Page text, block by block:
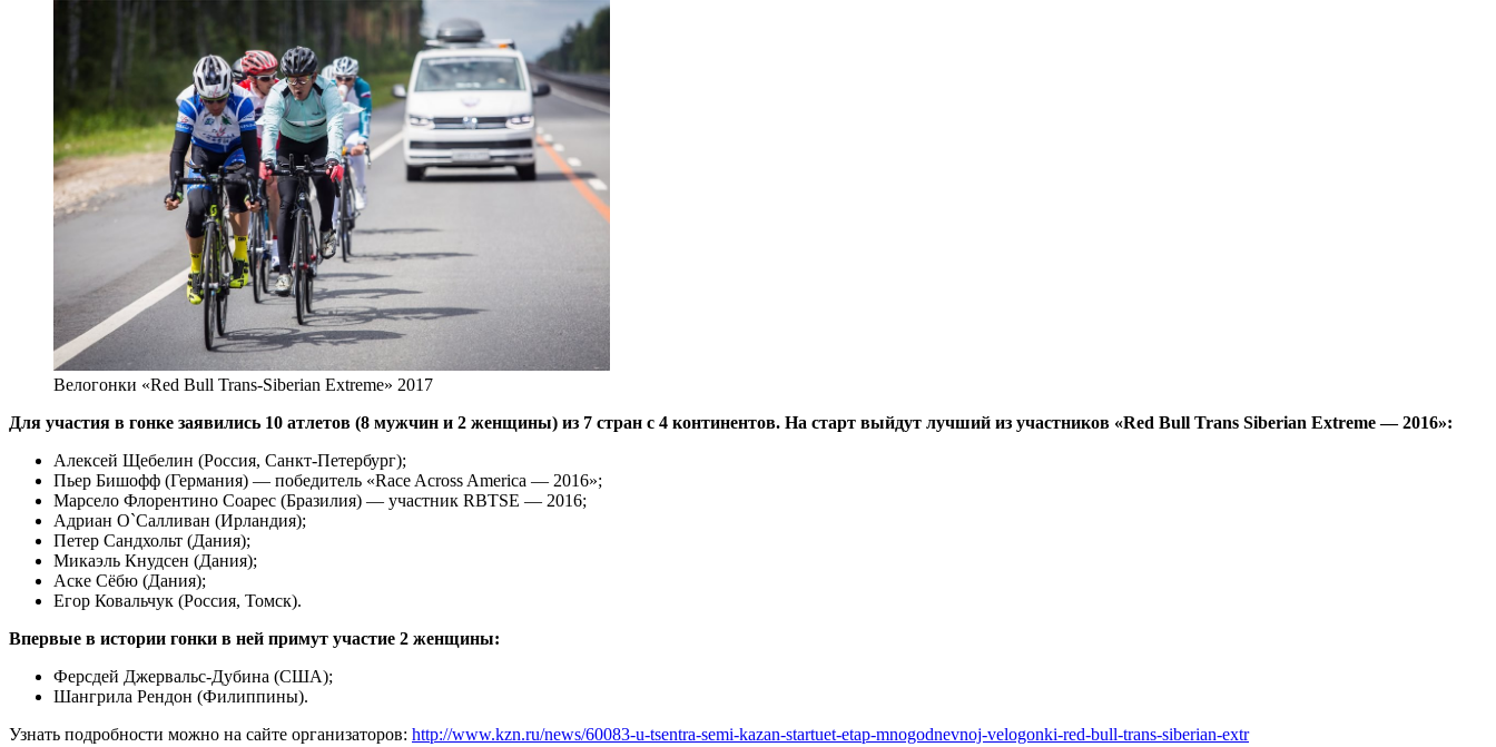
Велогонки «Red Bull Trans-Siberian Extreme» 2017
Для участия в гонке заявились 10 атлетов (8 мужчин и 2 женщины) из 7 стран с 4 континентов. На старт выйдут лучший из участников «Red Bull Trans Siberian Extreme — 2016»:
Алексей Щебелин (Россия, Санкт-Петербург);
Пьер Бишофф (Германия) — победитель «Race Across America — 2016»;
Марсело Флорентино Соарес (Бразилия) — участник RBTSE — 2016;
Адриан О`Салливан (Ирландия);
Петер Сандхольт (Дания);
Микаэль Кнудсен (Дания);
Аске Сёбю (Дания);
Егор Ковальчук (Россия, Томск).
Впервые в истории гонки в ней примут участие 2 женщины:
Ферсдей Джервальс-Дубина (США);
Шангрила Рендон (Филиппины).
Узнать подробности можно на сайте организаторов: http://www.kzn.ru/news/60083-u-tsentra-semi-kazan-startuet-etap-mnogodnevnoj-velogonki-red-bull-trans-siberian-extr